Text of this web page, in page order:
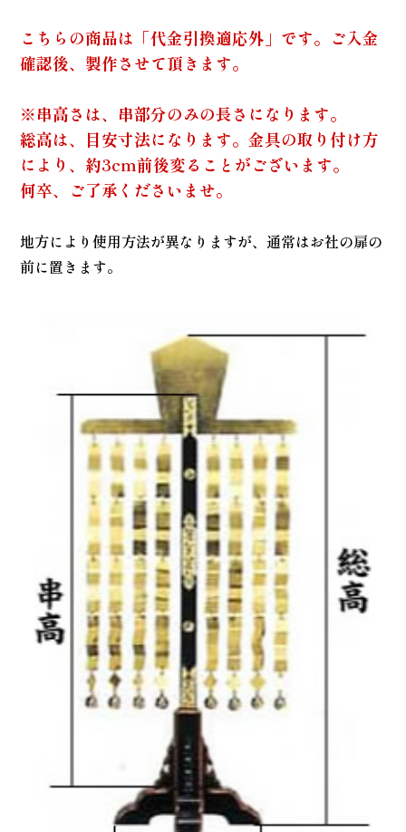
こちらの商品は「代金引換適応外」です。ご入金
確認後、製作させて頂きます。
※串高さは、串部分のみの長さになります。
総高は、目安寸法になります。金具の取り付け方
により、約3cm前後変ることがございます。
何卒、ご了承くださいませ。
地方により使用方法が異なりますが、通常はお社の扉の
前に置きます。